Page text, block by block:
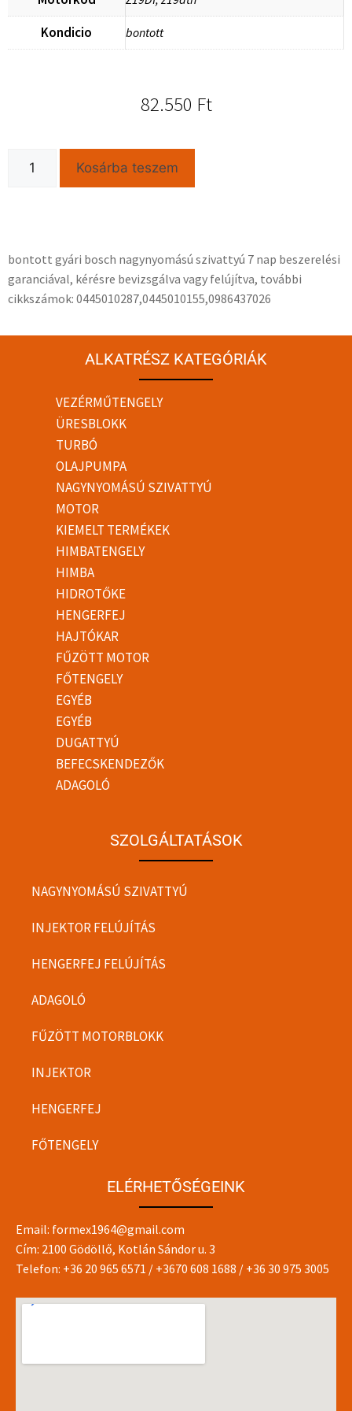
Kondicio bontott
82.550 Ft
Kosárba teszem
bontott gyári bosch nagynyomású szivattyú 7 nap beszerelési
garanciával, kérésre bevizsgálva vagy felújítva, további
cikkszámok: 0445010287,0445010155,0986437026
ALKATRÉSZ KATEGÓRIÁK
VEZÉRMŰTENGELY
ÜRESBLOKK
TURBÓ
OLAJPUMPA
NAGYNYOMÁSÚ SZIVATTYÚ
MOTOR
KIEMELT TERMÉKEK
HIMBATENGELY
HIMBA
HIDROTŐKE
HENGERFEJ
HAJTÓKAR
FŰZÖTT MOTOR
FŐTENGELY
EGYÉB
EGYÉB
DUGATTYÚ
BEFECSKENDEZŐK
ADAGOLÓ
SZOLGÁLTATÁSOK
NAGYNYOMÁSÚ SZIVATTYÚ
INJEKTOR FELÚJÍTÁS
HENGERFEJ FELÚJÍTÁS
ADAGOLÓ
FŰZÖTT MOTORBLOKK
INJEKTOR
HENGERFEJ
FŐTENGELY
ELÉRHETŐSÉGEINK
Email: formex1964@gmail.com
Cím: 2100 Gödöllő, Kotlán Sándor u. 3
Telefon: +36 20 965 6571 / +3670 608 1688 / +36 30 975 3005